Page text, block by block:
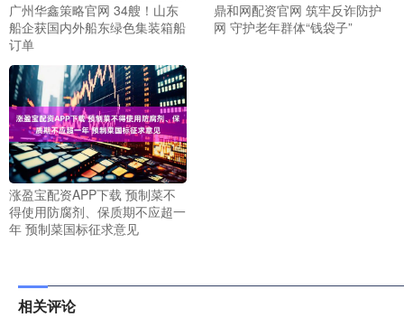
广州华鑫策略官网 34艘！山东
船企获国内外船东绿色集装箱船
订单
鼎和网配资官网 筑牢反诈防护
网 守护老年群体“钱袋子”
涨盈宝配资APP下载 预制菜不
得使用防腐剂、保质期不应超一
年 预制菜国标征求意见
相关评论